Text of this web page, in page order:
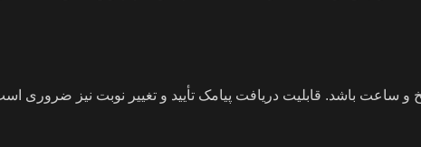
ساعت باشد. قابلیت دریافت پیامک تأیید و تغییر نوبت نیز ضروری